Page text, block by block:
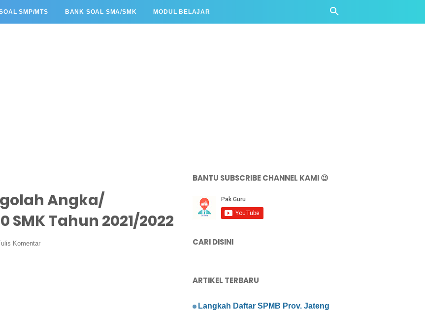
SMP/MTS BANK SOAL SMA/SMK MODUL BELAJAR
Angka/
SMK Tahun 2021/2022
Komentar
BANTU SUBSCRIBE CHANNEL KAMI 😉
CARI DISINI
ARTIKEL TERBARU
Langkah Daftar SPMB Prov. Jateng